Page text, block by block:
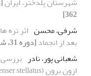
362]
شرفی، محسن اثر تره
بعد از انجماد[دوره 31، شماره 3، 1397، صفحه 293-303]
شعبانی پور، نادر
ازون برون (Acipenser stellatus)